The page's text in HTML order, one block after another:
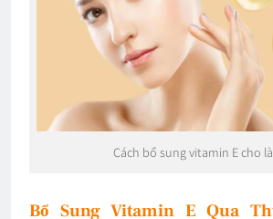
Cách bổ sung vitamin E cho
Bổ Sung Vitamin E Qua